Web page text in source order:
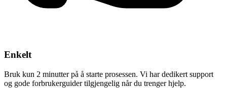
Enkelt
Bruk kun 2 minutter på å starte prosessen. Vi har dedikert support
og gode forbrukerguider tilgjengelig når du trenger hjelp.